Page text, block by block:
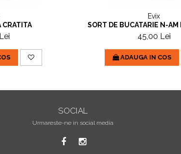
CRATITA
Evix
SORT DE BUCATARIE N-AM
45,00 Lei
ADAUGA IN COS
SOCIAL
Urmareste-ne in social media